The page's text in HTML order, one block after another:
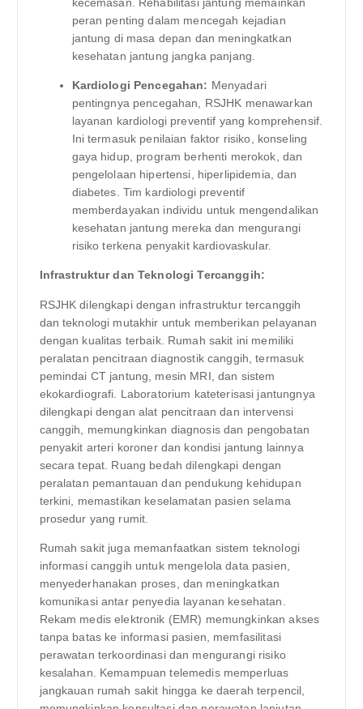
kecemasan. Rehabilitasi jantung memainkan
peran penting dalam mencegah kejadian
jantung di masa depan dan meningkatkan
kesehatan jantung jangka panjang.
Kardiologi Pencegahan: Menyadari
pentingnya pencegahan, RSJHK menawarkan
layanan kardiologi preventif yang komprehensif.
Ini termasuk penilaian faktor risiko, konseling
gaya hidup, program berhenti merokok, dan
pengelolaan hipertensi, hiperlipidemia, dan
diabetes. Tim kardiologi preventif
memberdayakan individu untuk mengendalikan
kesehatan jantung mereka dan mengurangi
risiko terkena penyakit kardiovaskular.
Infrastruktur dan Teknologi Tercanggih:
RSJHK dilengkapi dengan infrastruktur tercanggih
dan teknologi mutakhir untuk memberikan pelayanan
dengan kualitas terbaik. Rumah sakit ini memiliki
peralatan pencitraan diagnostik canggih, termasuk
pemindai CT jantung, mesin MRI, dan sistem
ekokardiografi. Laboratorium kateterisasi jantungnya
dilengkapi dengan alat pencitraan dan intervensi
canggih, memungkinkan diagnosis dan pengobatan
penyakit arteri koroner dan kondisi jantung lainnya
secara tepat. Ruang bedah dilengkapi dengan
peralatan pemantauan dan pendukung kehidupan
terkini, memastikan keselamatan pasien selama
prosedur yang rumit.
Rumah sakit juga memanfaatkan sistem teknologi
informasi canggih untuk mengelola data pasien,
menyederhanakan proses, dan meningkatkan
komunikasi antar penyedia layanan kesehatan.
Rekam medis elektronik (EMR) memungkinkan akses
tanpa batas ke informasi pasien, memfasilitasi
perawatan terkoordinasi dan mengurangi risiko
kesalahan. Kemampuan telemedis memperluas
jangkauan rumah sakit hingga ke daerah terpencil,